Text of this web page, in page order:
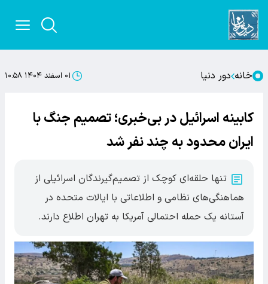
خانه دور دنیا ۰۱ اسفند ۱۴۰۴ ۱۰:۵۸
کابینه اسرائیل در بی‌خبری؛ تصمیم جنگ با
ایران محدود به چند نفر شد
تنها حلقه‌ای کوچک از تصمیم‌گیرندگان اسرائیلی از
هماهنگی‌های نظامی و اطلاعاتی با ایالات متحده در
آستانه یک حمله احتمالی آمریکا به تهران اطلاع دارند.